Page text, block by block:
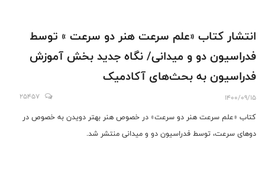
انتشار کتاب «علم سرعت هنر دو سرعت » توسط
فدراسیون دو و میدانی/ نگاه جدید بخش آموزش
فدراسیون به بحث‌های آکادمیک
1400/09/15
25457
کتاب «علم سرعت هنر دو سرعت» در خصوص هنر بهتر دویدن به خصوص در
دوهای سرعت، توسط فدراسیون دو و میدانی منتشر شد.